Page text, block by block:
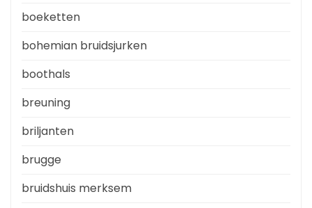
boeketten
bohemian bruidsjurken
boothals
breuning
briljanten
brugge
bruidshuis merksem